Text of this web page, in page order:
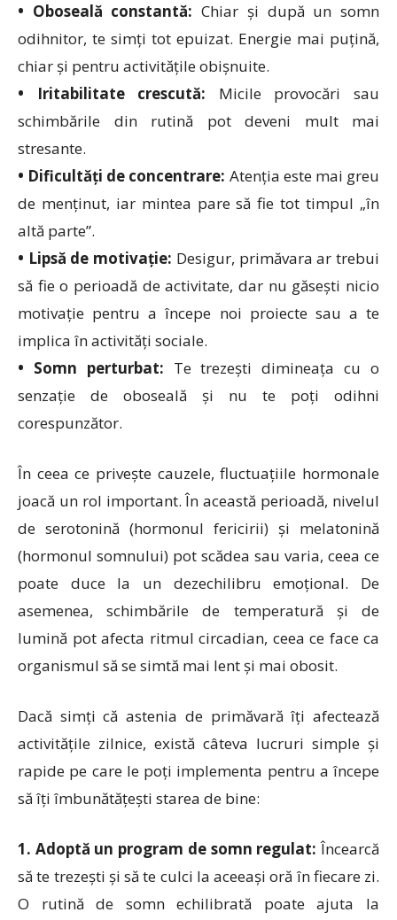
• Oboseală constantă: Chiar și după un somn
odihnitor, te simți tot epuizat. Energie mai puțină,
chiar și pentru activitățile obișnuite.
• Iritabilitate crescută: Micile provocări sau
schimbările din rutină pot deveni mult mai
stresante.
• Dificultăți de concentrare: Atenția este mai greu
de menținut, iar mintea pare să fie tot timpul „în
altă parte”.
• Lipsă de motivație: Desigur, primăvara ar trebui
să fie o perioadă de activitate, dar nu găsești nicio
motivație pentru a începe noi proiecte sau a te
implica în activități sociale.
• Somn perturbat: Te trezești dimineața cu o
senzație de oboseală și nu te poți odihni
corespunzător.
În ceea ce privește cauzele, fluctuațiile hormonale
joacă un rol important. În această perioadă, nivelul
de serotonină (hormonul fericirii) și melatonină
(hormonul somnului) pot scădea sau varia, ceea ce
poate duce la un dezechilibru emoțional. De
asemenea, schimbările de temperatură și de
lumină pot afecta ritmul circadian, ceea ce face ca
organismul să se simtă mai lent și mai obosit.
Dacă simți că astenia de primăvară îți afectează
activitățile zilnice, există câteva lucruri simple și
rapide pe care le poți implementa pentru a începe
să îți îmbunătățești starea de bine:
1. Adoptă un program de somn regulat: Încearcă
să te trezești și să te culci la aceeași oră în fiecare zi.
O rutină de somn echilibrată poate ajuta la